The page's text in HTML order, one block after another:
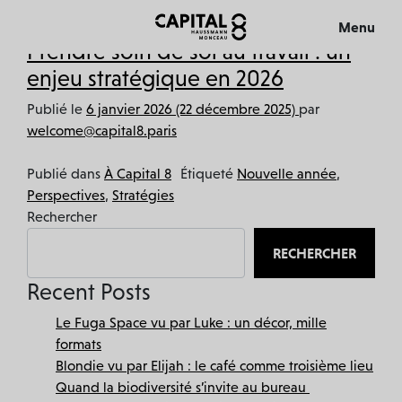
L’EXPÉRIENCE
MÉCÉNAT
Menu
Fermer
Stratégies
Prendre soin de soi au travail : un
enjeu stratégique en 2026
Publié le 6 janvier 2026 (22 décembre 2025) par
welcome@capital8.paris
Publié dans À Capital 8 Étiqueté Nouvelle année,
Perspectives, Stratégies
Rechercher
RECHERCHER
Recent Posts
Le Fuga Space vu par Luke : un décor, mille
formats
Blondie vu par Elijah : le café comme troisième lieu
Quand la biodiversité s’invite au bureau